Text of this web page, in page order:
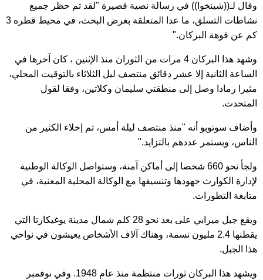
وقال لـ((شينخوا)) في رسالة نصية قصيرة "لقد تم حظر جميع
نشاطات التسلق، ما عدا المتعلقة بغرض البحث، في محيط قطره 3
كم عن فوهة البركان."
وشهد هذا البركان 4 مرات من الثوران منذ الإثنين ، كان آخرها في
الساعة الثانية إلا عشر دقائق منتصف ليل الثلاثاء بالتوقيت المحلي،
مثيرا رمادا وصل إلى منطقتي سليمان وكلاتين، وفقا لقول
المتحدث.
وأضاف سوتوبو أنه "منذ منتصف ليلة أمس، تم إخلاء الكثير من
الناس، ويستمر عددهم بالتزايد."
ولجأ نحو 660 شخصا إلى أماكن آمنة، وستواصل الوكالة الوطنية
لإدارة الكوارث جهودها وتنسيقها مع الوكالة المحلية المعنية، في
متابعة التطورات.
ويقع جبل ميرابي على بعد نحو 28 كلم شمال مدينة يوغيكارتا التي
يقطنها 2.4 مليون نسمة، وهناك آلاف الأشخاص يعيشون في نواحي
هذا الجبل.
ويشهد هذا البركان ثورات منتظمة منذ عام 1948. وفي نوفمبر